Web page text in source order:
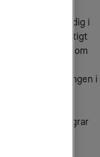
skickad till dig i
den försiktigt
till oss om
den
utrustningen i
för att
funktion.
oss om du ångrar
utrustningen.
skadats,